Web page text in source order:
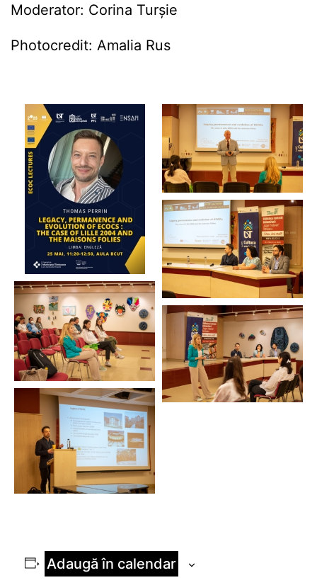
Moderator: Corina Turșie
Photocredit: Amalia Rus
Adaugă în calendar